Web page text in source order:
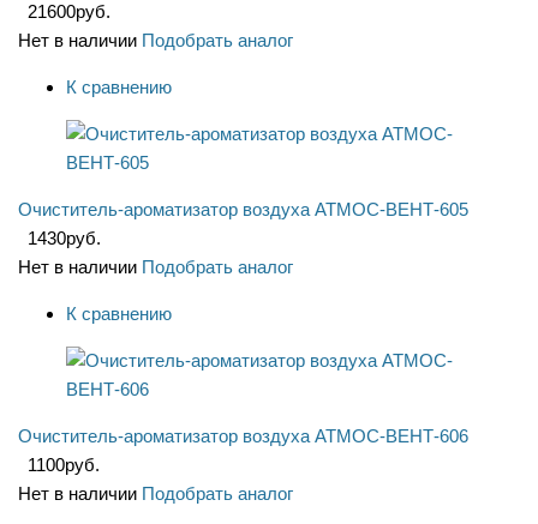
21600руб.
Нет в наличии Подобрать аналог
К сравнению
Очиститель-ароматизатор воздуха АТМОС-ВЕНТ-605
1430руб.
Нет в наличии Подобрать аналог
К сравнению
Очиститель-ароматизатор воздуха АТМОС-ВЕНТ-606
1100руб.
Нет в наличии Подобрать аналог